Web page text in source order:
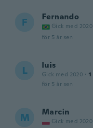
F Fernando
Gick med 2020
för 5 år sen
L luis
Gick med 2020 · 1
för 5 år sen
M Marcin
Gick med 2020